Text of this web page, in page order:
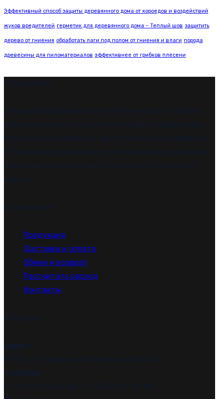
Эффективный способ защиты деревянного дома от короедов и воздействий
жуков вредителей герметик для деревянного дома – Теплый шов защитить
дерево от гниения обработать лаги под полом от гниения и влаги порода
древесины для пиломатериалов эффективнее от грибков плесени
О магазине
Специализированный интернет-магазин в Москве,
где можно купить средства биозащиты древесины,
огнезащиты древесины, восстановления древесины,
отбеливания древесины и теплоизоляции древесины
деревянных домов, бань и других конструкций из
дерева.
Покупателю
Продукция
Доставка и оплата
Обмен и возврат
Рассчитать расход
Контакты
Адрес:
141100, г. Балашиха, Московская область
Телефон:
+7 (916) 490-30-60; +7 (985) 649-41-40